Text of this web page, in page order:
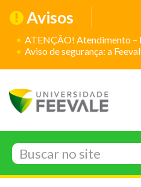
Avisos
ATENÇÃO! Atendimento –
Aviso de segurança: a Feevale não